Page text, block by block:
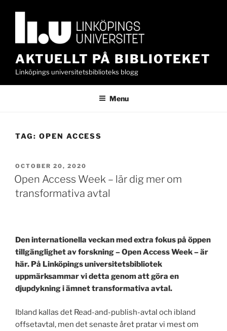
AKTUELLT PÅ BIBLIOTEKET
Linköpings universitetsbiblioteks blogg
Menu
TAG: OPEN ACCESS
POSTED
ON
OCTOBER 20, 2020
Open Access Week – lär dig mer om
transformativa avtal
Den internationella veckan med extra fokus på öppen
tillgänglighet av forskning – Open Access Week – är
här. På Linköpings universitetsbibliotek
uppmärksammar vi detta genom att göra en
djupdykning i ämnet transformativa avtal.
Ibland kallas det Read-and-publish-avtal och ibland
offsetavtal, men det senaste året pratar vi mest om